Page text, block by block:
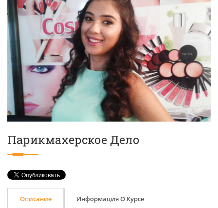
Парикмахерское Дело
Описание Информация О Курсе